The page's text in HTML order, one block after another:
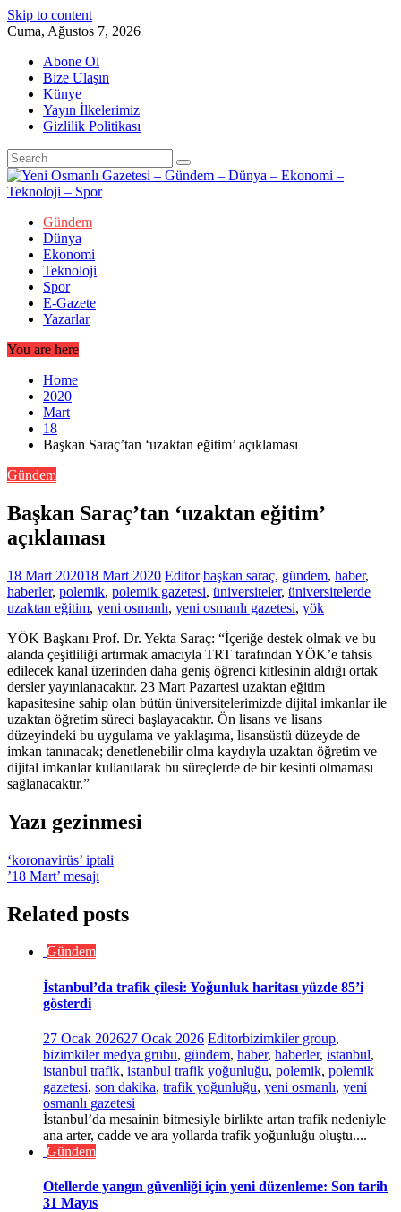
Skip to content
Cuma, Ağustos 7, 2026
Abone Ol
Bize Ulaşın
Künye
Yayın İlkelerimiz
Gizlilik Politikası
Gündem
Dünya
Ekonomi
Teknoloji
Spor
E-Gazete
Yazarlar
You are here
Home
2020
Mart
18
Başkan Saraç’tan ‘uzaktan eğitim’ açıklaması
Gündem
Başkan Saraç’tan ‘uzaktan eğitim’
açıklaması
18 Mart 202018 Mart 2020 Editor başkan saraç, gündem, haber,
haberler, polemik, polemik gazetesi, üniversiteler, üniversitelerde
uzaktan eğitim, yeni osmanlı, yeni osmanlı gazetesi, yök
YÖK Başkanı Prof. Dr. Yekta Saraç: “İçeriğe destek olmak ve bu
alanda çeşitliliği artırmak amacıyla TRT tarafından YÖK’e tahsis
edilecek kanal üzerinden daha geniş öğrenci kitlesinin aldığı ortak
dersler yayınlanacaktır. 23 Mart Pazartesi uzaktan eğitim
kapasitesine sahip olan bütün üniversitelerimizde dijital imkanlar ile
uzaktan öğretim süreci başlayacaktır. Ön lisans ve lisans
düzeyindeki bu uygulama ve yaklaşıma, lisansüstü düzeyde de
imkan tanınacak; denetlenebilir olma kaydıyla uzaktan öğretim ve
dijital imkanlar kullanılarak bu süreçlerde de bir kesinti olmaması
sağlanacaktır.”
Yazı gezinmesi
‘koronavirüs’ iptali
’18 Mart’ mesajı
Related posts
Gündem
İstanbul’da trafik çilesi: Yoğunluk haritası yüzde 85’i
gösterdi
27 Ocak 202627 Ocak 2026 Editorbizimkiler group,
bizimkiler medya grubu, gündem, haber, haberler, istanbul,
istanbul trafik, istanbul trafik yoğunluğu, polemik, polemik
gazetesi, son dakika, trafik yoğunluğu, yeni osmanlı, yeni
osmanlı gazetesi
İstanbul’da mesainin bitmesiyle birlikte artan trafik nedeniyle
ana arter, cadde ve ara yollarda trafik yoğunluğu oluştu....
Gündem
Otellerde yangın güvenliği için yeni düzenleme: Son tarih
31 Mayıs